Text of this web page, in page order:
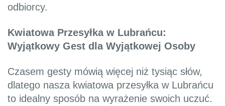
odbiorcy.
Kwiatowa Przesyłka w Lubrańcu:
Wyjątkowy Gest dla Wyjątkowej Osoby
Czasem gesty mówią więcej niż tysiąc słów,
dlatego nasza kwiatowa przesyłka w Lubrańcu
to idealny sposób na wyrażenie swoich uczuć.